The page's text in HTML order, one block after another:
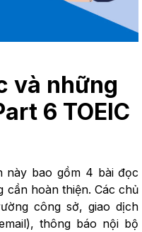
và những
6 TOEIC
này bao gồm 4 bài đọc
cần hoàn thiện. Các chủ
công sở, giao dịch
thông báo nội bộ